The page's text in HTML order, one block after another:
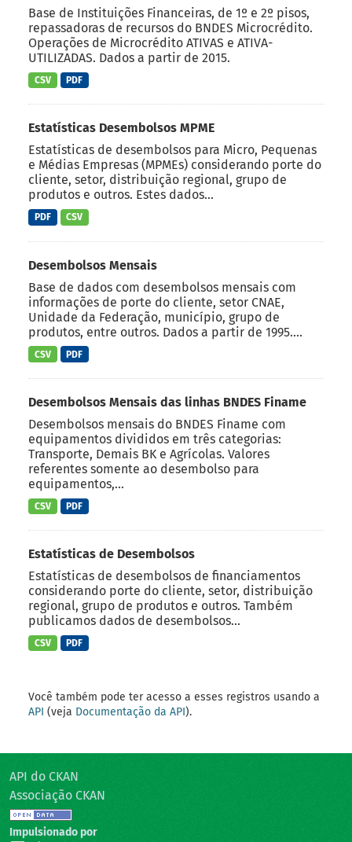
Base de Instituições Financeiras, de 1º e 2º pisos,
repassadoras de recursos do BNDES Microcrédito.
Operações de Microcrédito ATIVAS e ATIVA-
UTILIZADAS. Dados a partir de 2015.
CSV PDF
Estatísticas Desembolsos MPME
Estatísticas de desembolsos para Micro, Pequenas
e Médias Empresas (MPMEs) considerando porte do
cliente, setor, distribuição regional, grupo de
produtos e outros. Estes dados...
PDF CSV
Desembolsos Mensais
Base de dados com desembolsos mensais com
informações de porte do cliente, setor CNAE,
Unidade da Federação, município, grupo de
produtos, entre outros. Dados a partir de 1995....
CSV PDF
Desembolsos Mensais das linhas BNDES Finame
Desembolsos mensais do BNDES Finame com
equipamentos divididos em três categorias:
Transporte, Demais BK e Agrícolas. Valores
referentes somente ao desembolso para
equipamentos,...
CSV PDF
Estatísticas de Desembolsos
Estatísticas de desembolsos de financiamentos
considerando porte do cliente, setor, distribuição
regional, grupo de produtos e outros. Também
publicamos dados de desembolsos...
CSV PDF
Você também pode ter acesso a esses registros usando a
API (veja Documentação da API).
API do CKAN
Associação CKAN
Impulsionado por